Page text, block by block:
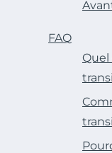
FAQ
Quel